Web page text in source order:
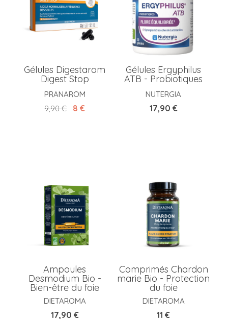
Gélules Digestarom
Digest Stop
PRANAROM
Prix de base
9,90 € Prix
8 €
Gélules Ergyphilus
ATB - Probiotiques
NUTERGIA
Prix
17,90 €
Ampoules
Desmodium Bio -
Bien-être du foie
DIETAROMA
Prix
17,90 €
Comprimés Chardon
marie Bio - Protection
du foie
DIETAROMA
Prix
11 €